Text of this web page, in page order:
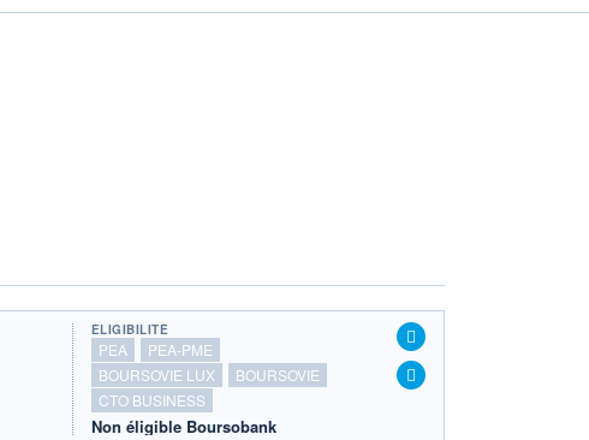
ÉLIGIBILITÉ
PEA
PEA-PME
BOURSOVIE LUX
BOURSOVIE
CTO BUSINESS
Non éligible Boursobank